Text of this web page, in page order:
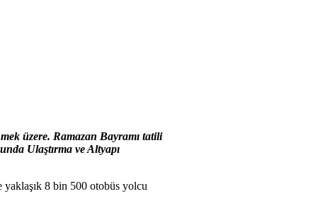
üzere. Ramazan Bayramı tatili
Ulaştırma ve Altyapı
yaklaşık 8 bin 500 otobüs yolcu